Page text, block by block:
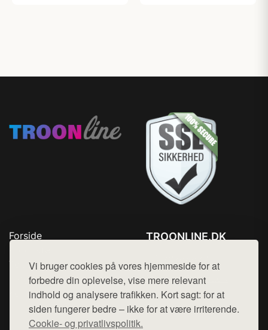
Vi bruger cookies på vores hjemmeside for at
forbedre din oplevelse, vise mere relevant
indhold og analysere trafikken. Kort sagt: for at
siden fungerer bedre – ikke for at være irriterende.
Cookie- og privatlivspolitik.
Forside
Top Rabatter
Blog
Kontakt
TROONLINE.DK
Mail: hej@want.dk
Cookie- og privatlivspolitik